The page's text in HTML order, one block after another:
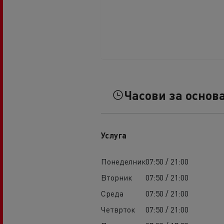
Часови за
Услуга
Понеделник07:50 / 21:00
Вторник
07:50 / 21:00
Среда
07:50 / 21:00
Четврток
07:50 / 21:00